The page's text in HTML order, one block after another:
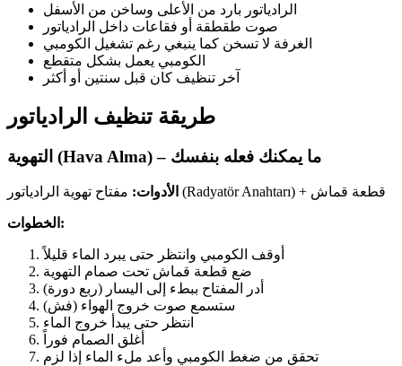
الرادياتور بارد من الأعلى وساخن من الأسفل
صوت طقطقة أو فقاعات داخل الرادياتور
الغرفة لا تسخن كما ينبغي رغم تشغيل الكومبي
الكومبي يعمل بشكل متقطع
آخر تنظيف كان قبل سنتين أو أكثر
طريقة تنظيف الرادياتور
التهوية (Hava Alma) – ما يمكنك فعله بنفسك
الأدوات: مفتاح تهوية الرادياتور (Radyatör Anahtarı) + قطعة قماش
الخطوات:
أوقف الكومبي وانتظر حتى يبرد الماء قليلاً
ضع قطعة قماش تحت صمام التهوية
أدر المفتاح ببطء إلى اليسار (ربع دورة)
ستسمع صوت خروج الهواء (فش)
انتظر حتى يبدأ خروج الماء
أغلق الصمام فوراً
تحقق من ضغط الكومبي وأعد ملء الماء إذا لزم